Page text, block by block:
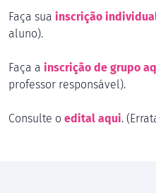
Faça sua inscrição
aluno).
Faça a inscrição de grupo
professor responsável).
Consulte o edital aqui.